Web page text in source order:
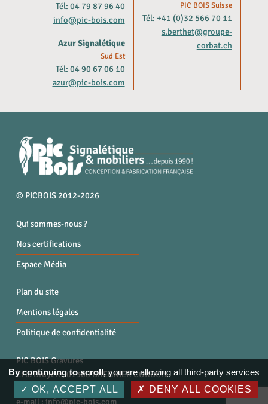
Tél: 04 79 87 96 40
info@pic-bois.com
Azur Signalétique
Sud Est
Tél: 04 90 67 06 10
azur@pic-bois.com
PIC BOIS Suisse
Tél: +41 (0)32 566 70 11
s.berthet@groupe-
corbat.ch
© PICBOIS 2012-2026
Qui sommes-nous ?
Nos certifications
Espace Média
Plan du site
Mentions légales
Politique de confidentialité
PIC BOIS Gravures
ZI la Bruyère, 01300 BREGNIER CORDON
Tél. : 04 79 87 96 40
e-mail :info@pic-bois.com
By continuing to scroll,you are allowing all third-party services
OK, ACCEPT ALL
DENY ALL COOKIES